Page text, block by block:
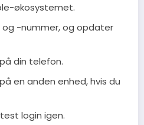
økosystemet.
og -nummer, og opdater
din telefon.
en anden enhed, hvis du
login igen.